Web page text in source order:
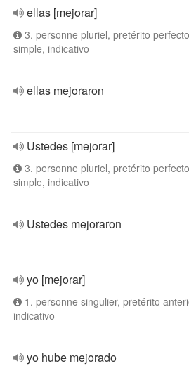
ellas [mejorar]
3. personne pluriel, pretérito perfecto
simple, indicativo
ellas mejoraron
Ustedes [mejorar]
3. personne pluriel, pretérito perfecto
simple, indicativo
Ustedes mejoraron
yo [mejorar]
1. personne singulier, pretérito
indicativo
yo hube mejorado